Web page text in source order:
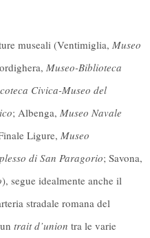
museali (Ventimiglia, Museo
Museo-Biblioteca
Civica-Museo del
; Albenga, Museo Navale
Ligure, Museo
di San Paragorio; Savona,
), segue idealmente anche il
stradale romana del
trait d’union tra le varie